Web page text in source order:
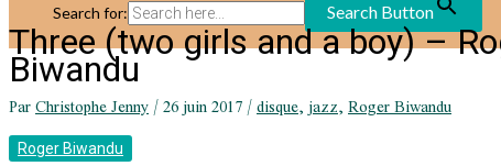
Search for: Search Button
Three (two girls and a boy) –
Biwandu
ParChristophe Jenny/26 juin 2017/disque,jazz,Roger Biwandu
Roger Biwandu